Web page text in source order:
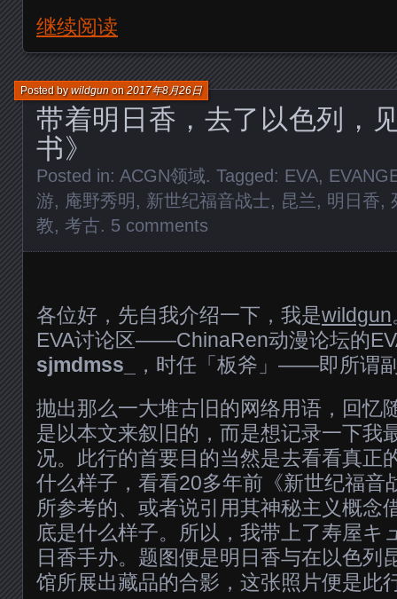
继续阅读
带着明日香，去了以色列，
书》
Posted bywildgunon2017年8月26日
Posted in: ACGN领域. Tagged: EVA,
游, 庵野秀明, 新世纪福音战士, 昆兰, 明日香,
教, 考古. 5 comments
各位好，先自我介绍一下，我是wildgun
EVA讨论区——ChinaRen动漫论坛的
sjmdmss_
，时任「板斧」——即所谓
抛出那么一大堆古旧的网络用语，回忆
是以本文来叙旧的，而是想记录一下我
况。此行的首要目的当然是去看看真正
什么样子，看看20多年前《新世纪福音
所参考的、或者说引用其神秘主义概念
底是什么样子。所以，我带上了寿屋キ
日香手办。题图便是明日香与在以色列
馆所展出藏品的合影，这张照片便是此